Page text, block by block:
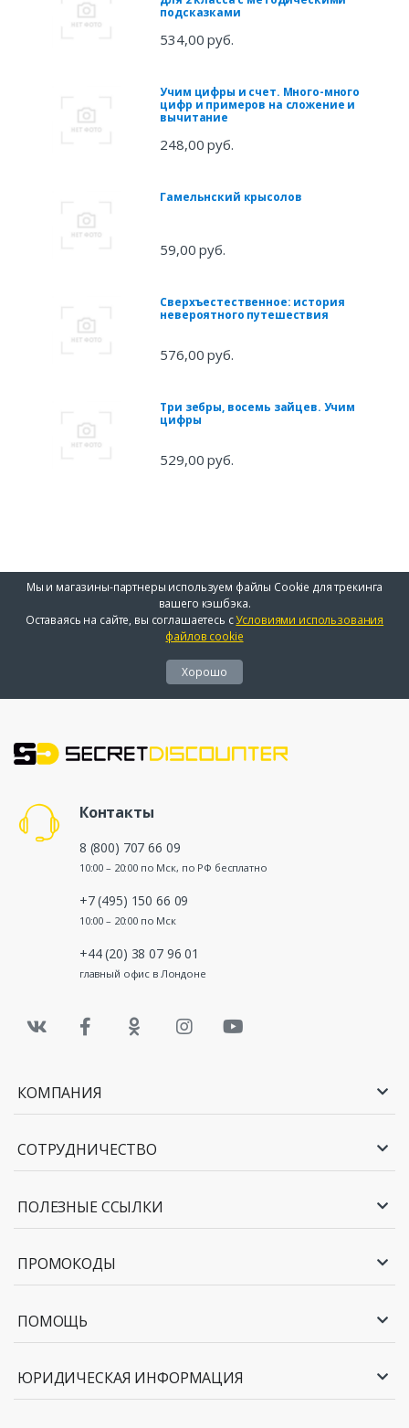
подсказками
534,00 руб.
Учим цифры и счет. Много-много
цифр и примеров на сложение и
вычитание
248,00 руб.
Гамельнский крысолов
59,00 руб.
Сверхъестественное: история
невероятного путешествия
576,00 руб.
Три зебры, восемь зайцев. Учим
цифры
529,00 руб.
Мы и магазины-партнеры используем файлы Cookie для трекинга
вашего кэшбэка.
Оставаясь на сайте, вы соглашаетесь сУсловиями использования
файлов cookie
Хорошо
Контакты
8 (800) 707 66 09
10:00 – 20:00 по Мск, по РФ бесплатно
+7 (495) 150 66 09
10:00 – 20:00 по Мск
+44 (20) 38 07 96 01
главный офис в Лондоне
КОМПАНИЯ
СОТРУДНИЧЕСТВО
ПОЛЕЗНЫЕ ССЫЛКИ
ПРОМОКОДЫ
ПОМОЩЬ
ЮРИДИЧЕСКАЯ ИНФОРМАЦИЯ